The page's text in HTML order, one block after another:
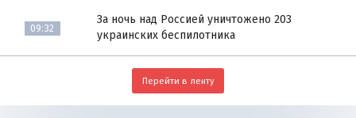
09:32
За ночь над Россией уничтожено 203
украинских беспилотника
Перейти в ленту